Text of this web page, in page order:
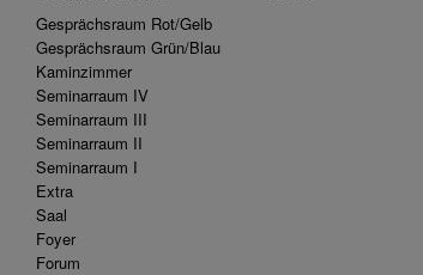
Gesprächsraum Rot/Gelb
Gesprächsraum Grün/Blau
Kaminzimmer
Seminarraum IV
Seminarraum III
Seminarraum II
Seminarraum I
Extra
Saal
Foyer
Forum